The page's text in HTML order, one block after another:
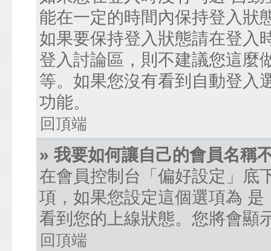
能在一定的時間內保持登入狀
如果要保持登入狀態請在登入
登入討論區，則不建議您這麼
等。如果您沒有看到自動登入
功能。
回頂端
» 我要如何讓自己的會員名稱
在會員控制台「偏好設定」底
項，如果您設定這個選項為 是
看到您的上線狀態。您將會顯
回頂端